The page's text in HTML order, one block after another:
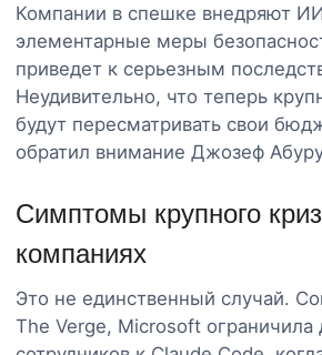
Компании в спешке внедряют
элементарные меры
приведет к серьезным
Неудивительно, что теперь
будут пересматривать свои
обратил внимание Джозеф
Симптомы крупного
компаниях
Это не единственный случай.
The Verge, Microsoft ограничила